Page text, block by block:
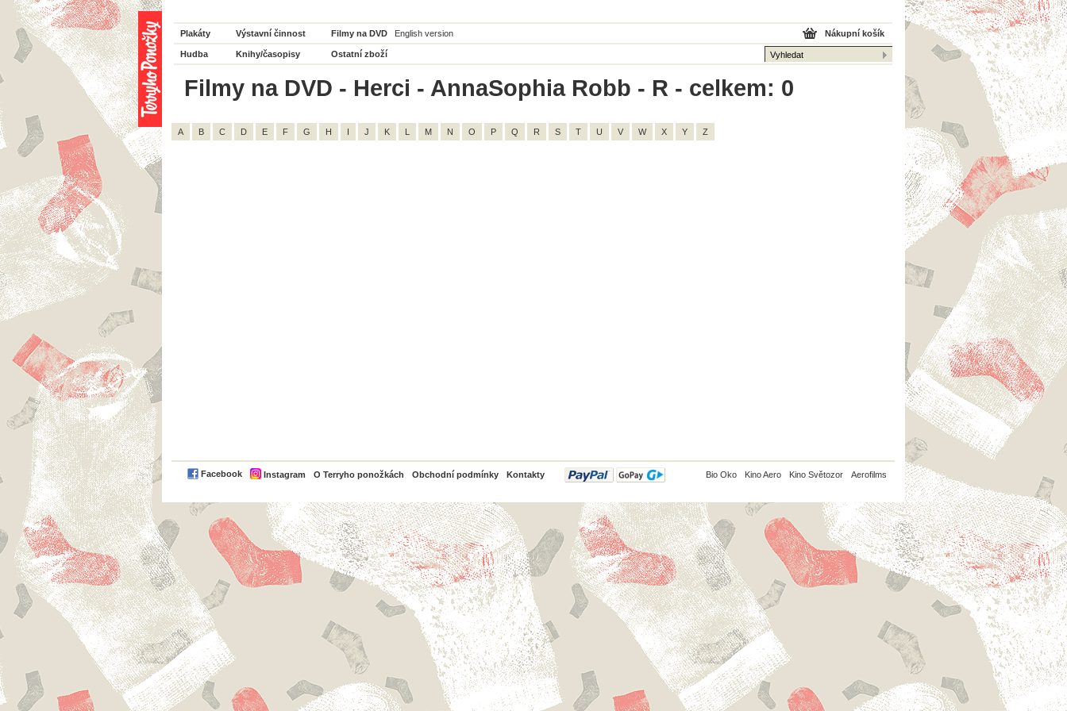
Plakáty Výstavní činnost Filmy na DVD English version
Hudba Knihy/časopisy Ostatní zboží
Nákupní košík
Filmy na DVD - Herci - AnnaSophia Robb - R - celkem: 0
A B C D E F G H I J K L M N O P Q R S T U V W X Y Z
Facebook Instagram O Terryho ponožkách Obchodní podmínky Kontakty
PayPal Bio Oko Kino Aero Kino Světozor Aerofilms